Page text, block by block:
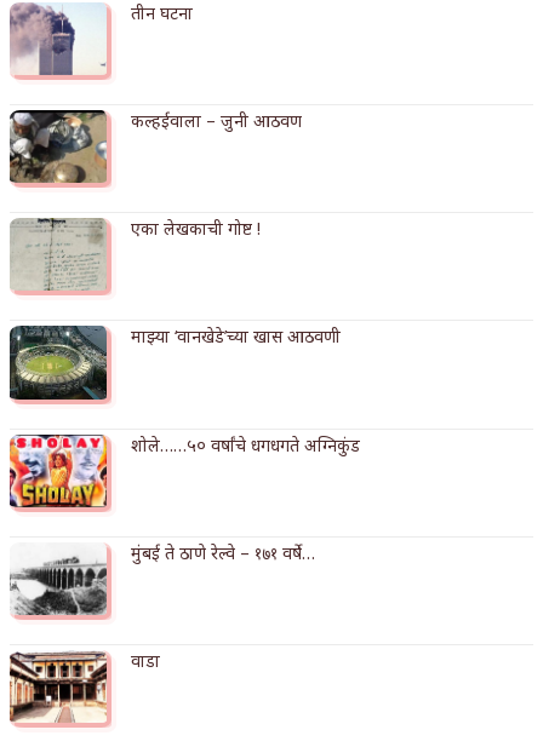
काळजाचे प्रेत
आदिवासींचा डॉक्टर, समाजसेवेचा ध्यास : डॉ. राहुल
डेंग्यू: ताप उतरला म्हणजे धोका टळला असे नाही!
सुवर्ण – झळाळी
तीन घटना
कल्हईवाला – जुनी आठवण
एका लेखकाची गोष्ट !
माझ्या ‘वानखेडे’च्या खास आठवणी
शोले……५० वर्षांचे धगधगते अग्निकुंड
मुंबई ते ठाणे रेल्वे – १७१ वर्षे…
वाडा